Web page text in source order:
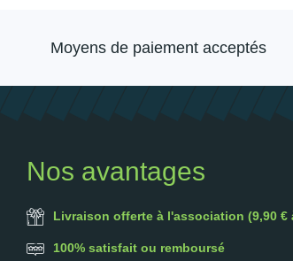
Moyens de paiement acceptés
Nos avantages
Livraison offerte à l'association (9,90 €
100% satisfait ou remboursé